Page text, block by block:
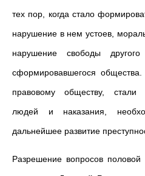
тех пор, когда стало
нарушение в нем устоев,
нарушение свободы
сформировавшегося
правовому обществу, стали
людей и наказания,
дальнейшее развитие
Разрешение вопросов половой